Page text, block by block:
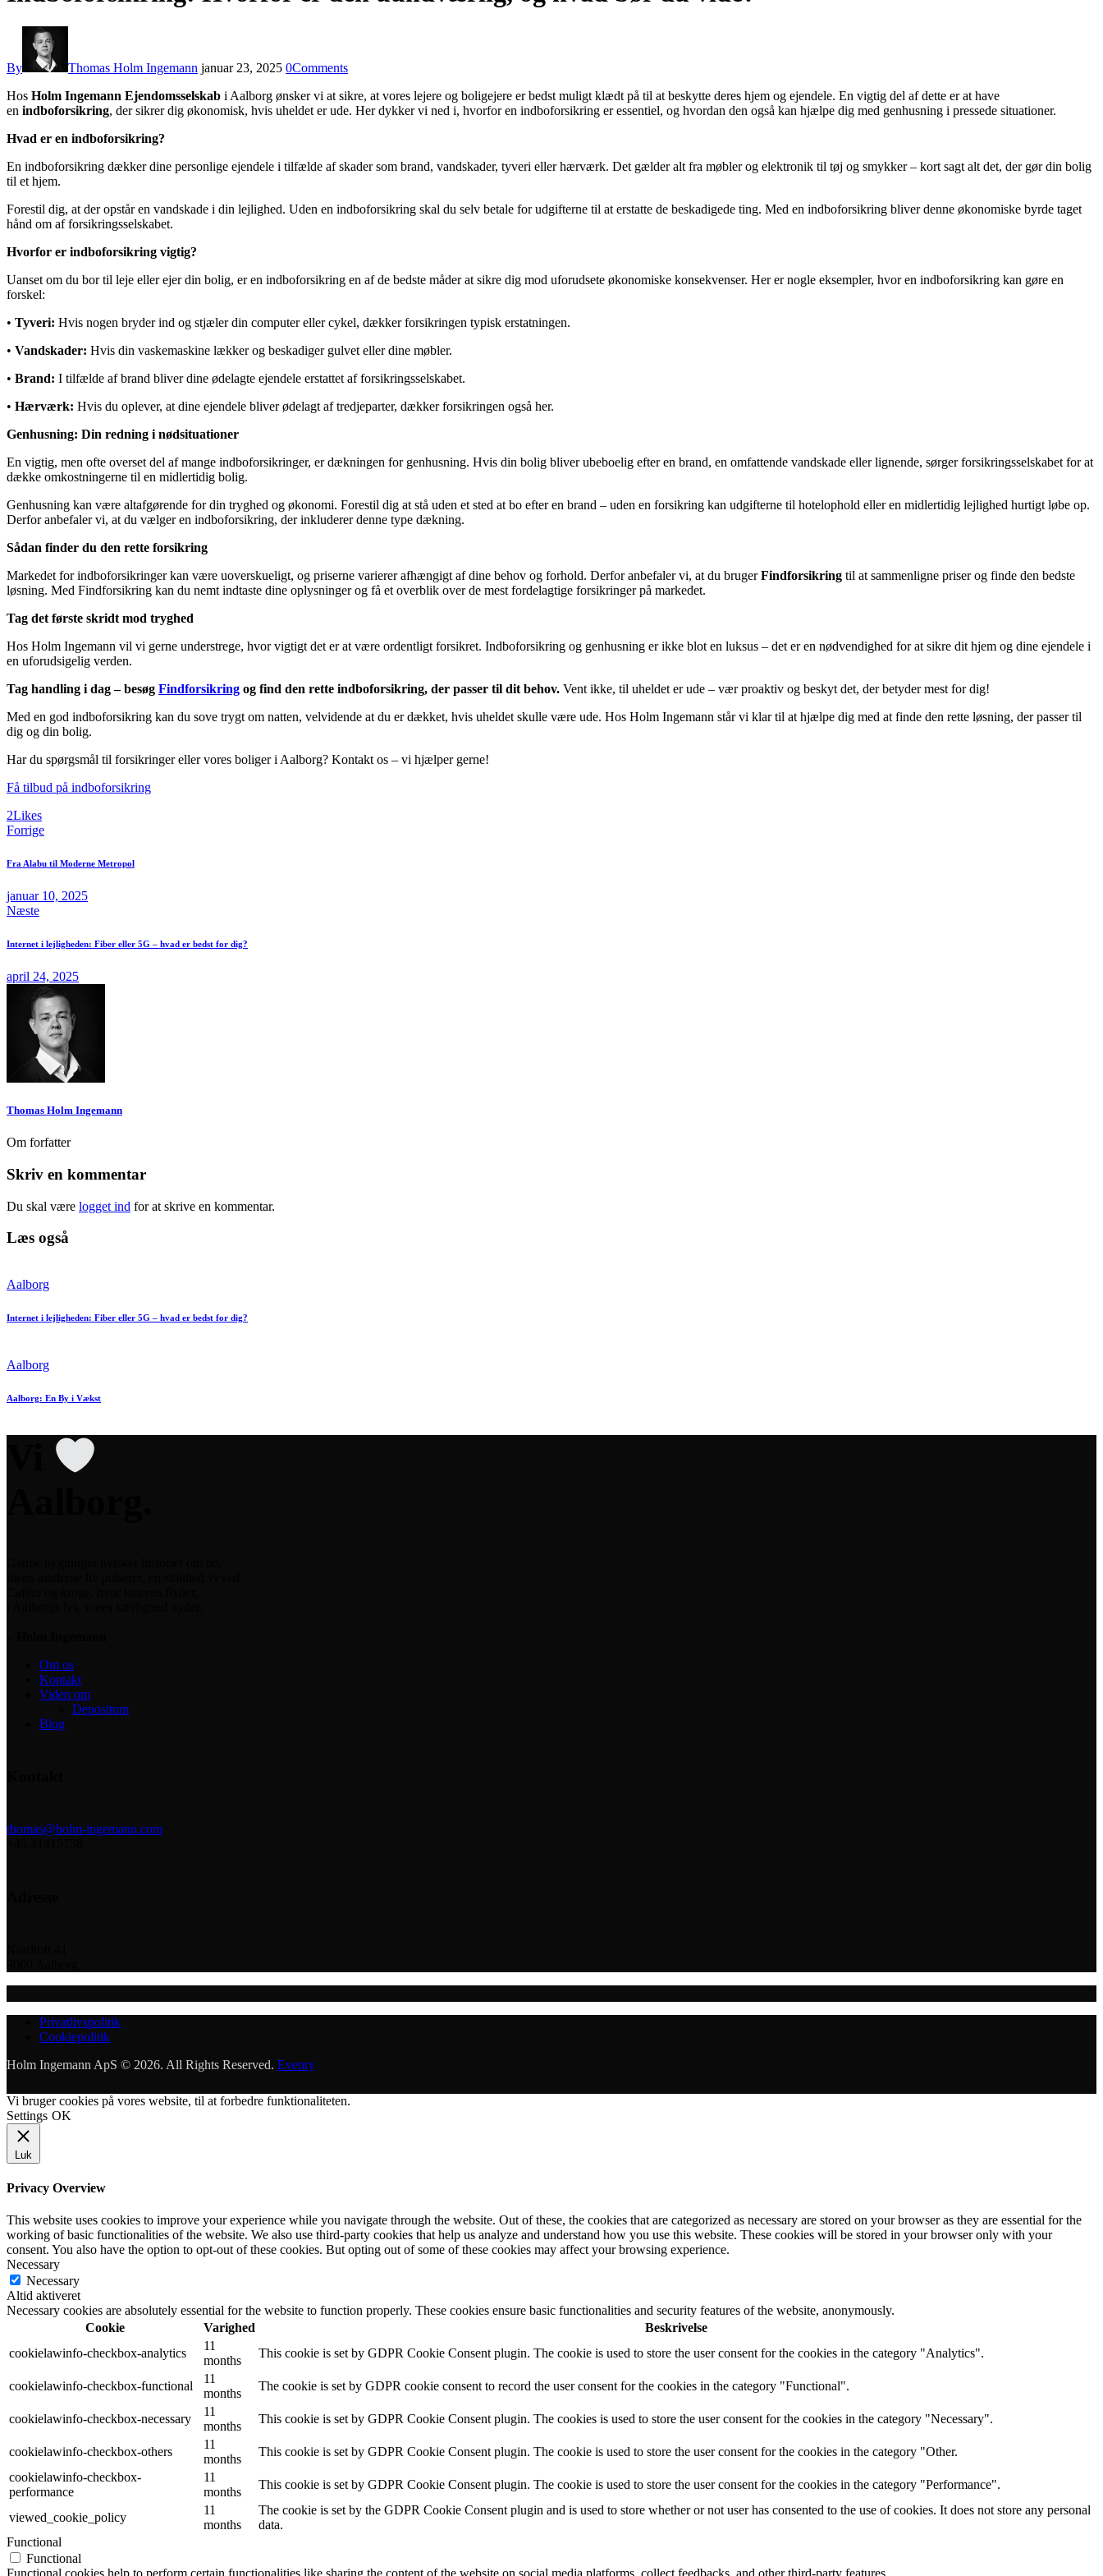
By Thomas Holm Ingemann januar 23, 2025 0Comments
Hos Holm Ingemann Ejendomsselskab i Aalborg ønsker vi at sikre, at vores lejere og boligejere er bedst muligt klædt på til at beskytte deres hjem og ejendele. En vigtig del af dette er at have
en indboforsikring, der sikrer dig økonomisk, hvis uheldet er ude. Her dykker vi ned i, hvorfor en indboforsikring er essentiel, og hvordan den også kan hjælpe dig med genhusning i pressede situationer.
Hvad er en indboforsikring?
En indboforsikring dækker dine personlige ejendele i tilfælde af skader som brand, vandskader, tyveri eller hærværk. Det gælder alt fra møbler og elektronik til tøj og smykker – kort sagt alt det, der gør din bolig
til et hjem.
Forestil dig, at der opstår en vandskade i din lejlighed. Uden en indboforsikring skal du selv betale for udgifterne til at erstatte de beskadigede ting. Med en indboforsikring bliver denne økonomiske byrde taget
hånd om af forsikringsselskabet.
Hvorfor er indboforsikring vigtig?
Uanset om du bor til leje eller ejer din bolig, er en indboforsikring en af de bedste måder at sikre dig mod uforudsete økonomiske konsekvenser. Her er nogle eksempler, hvor en indboforsikring kan gøre en
forskel:
• Tyveri: Hvis nogen bryder ind og stjæler din computer eller cykel, dækker forsikringen typisk erstatningen.
• Vandskader: Hvis din vaskemaskine lækker og beskadiger gulvet eller dine møbler.
• Brand: I tilfælde af brand bliver dine ødelagte ejendele erstattet af forsikringsselskabet.
• Hærværk: Hvis du oplever, at dine ejendele bliver ødelagt af tredjeparter, dækker forsikringen også her.
Genhusning: Din redning i nødsituationer
En vigtig, men ofte overset del af mange indboforsikringer, er dækningen for genhusning. Hvis din bolig bliver ubeboelig efter en brand, en omfattende vandskade eller lignende, sørger forsikringsselskabet for at
dække omkostningerne til en midlertidig bolig.
Genhusning kan være altafgørende for din tryghed og økonomi. Forestil dig at stå uden et sted at bo efter en brand – uden en forsikring kan udgifterne til hotelophold eller en midlertidig lejlighed hurtigt løbe op.
Derfor anbefaler vi, at du vælger en indboforsikring, der inkluderer denne type dækning.
Sådan finder du den rette forsikring
Markedet for indboforsikringer kan være uoverskueligt, og priserne varierer afhængigt af dine behov og forhold. Derfor anbefaler vi, at du brugerFindforsikring til at sammenligne priser og finde den bedste
løsning. Med Findforsikring kan du nemt indtaste dine oplysninger og få et overblik over de mest fordelagtige forsikringer på markedet.
Tag det første skridt mod tryghed
Hos Holm Ingemann vil vi gerne understrege, hvor vigtigt det er at være ordentligt forsikret. Indboforsikring og genhusning er ikke blot en luksus – det er en nødvendighed for at sikre dit hjem og dine ejendele i
en uforudsigelig verden.
Tag handling i dag – besøg Findforsikring og find den rette indboforsikring, der passer til dit behov. Vent ikke, til uheldet er ude – vær proaktiv og beskyt det, der betyder mest for dig!
Med en god indboforsikring kan du sove trygt om natten, velvidende at du er dækket, hvis uheldet skulle være ude. Hos Holm Ingemann står vi klar til at hjælpe dig med at finde den rette løsning, der passer til
dig og din bolig.
Har du spørgsmål til forsikringer eller vores boliger i Aalborg? Kontakt os – vi hjælper gerne!
Få tilbud på indboforsikring
2Likes
Indlægsnavigation
Forrige
Fra Alabu til Moderne Metropol
januar 10, 2025
Næste
Internet i lejligheden: Fiber eller 5G – hvad er bedst for dig?
april 24, 2025
Thomas Holm Ingemann
Om forfatter
1
Skriv en kommentar
Du skal være logget ind for at skrive en kommentar.
Læs også
Aalborg
Internet i lejligheden: Fiber eller 5G – hvad er bedst for dig?
Aalborg
Aalborg: En By i Vækst
Om os
Kontakt
Viden om
Depositum
Blog
thomas@holm-ingemann.com
Privatlivspolitik
Cookiepolitik
Holm Ingemann ApS © 2026. All Rights Reserved. Evenry
Vi bruger cookies på vores website, til at forbedre funktionaliteten.
Settings OK
Luk
Privacy Overview
This website uses cookies to improve your experience while you navigate through the website. Out of these, the cookies that are categorized as necessary are stored on your browser as they are essential for the
working of basic functionalities of the website. We also use third-party cookies that help us analyze and understand how you use this website. These cookies will be stored in your browser only with your
consent. You also have the option to opt-out of these cookies. But opting out of some of these cookies may affect your browsing experience.
Necessary
Necessary
Altid aktiveret
Necessary cookies are absolutely essential for the website to function properly. These cookies ensure basic functionalities and security features of the website, anonymously.
Cookie
Varighed
Beskrivelse
cookielawinfo-checkbox-analytics
11
months
This cookie is set by GDPR Cookie Consent plugin. The cookie is used to store the user consent for the cookies in the category "Analytics".
cookielawinfo-checkbox-functional
11
months
The cookie is set by GDPR cookie consent to record the user consent for the cookies in the category "Functional".
cookielawinfo-checkbox-necessary
11
months
This cookie is set by GDPR Cookie Consent plugin. The cookies is used to store the user consent for the cookies in the category "Necessary".
cookielawinfo-checkbox-others
11
months
This cookie is set by GDPR Cookie Consent plugin. The cookie is used to store the user consent for the cookies in the category "Other.
cookielawinfo-checkbox-
performance
11
months
This cookie is set by GDPR Cookie Consent plugin. The cookie is used to store the user consent for the cookies in the category "Performance".
viewed_cookie_policy
11
months
The cookie is set by the GDPR Cookie Consent plugin and is used to store whether or not user has consented to the use of cookies. It does not store any personal
data.
Functional
Functional